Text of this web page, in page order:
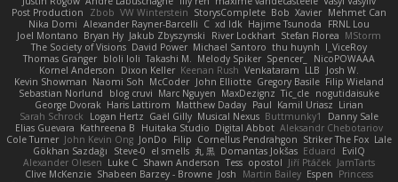
Post Production
Zbob VW Winterstein StorysComplete Bob Xavier Mehmet Can
Nika Domi Alexander Rayner-Barcelli C xd Idk Hajime Tsunoda
FRNL Lou
Joel Montano Bryan Hy Jakub Zbyszynski River Lockhart Stefan Florea MStorm
The Society of Visions David Power Michael Santoro thu huynh I_ViceRoy
Thomas Granger bloli loli Takashi M. Melody Spiker Spencer_
NicoPOWAAA
Kornel Anderson
Dixon Keller Keenan Rush Venkataram LLB
Josh W.
Kevin Showman Naomi Soh McCoder John Elliotte Gregory Basile Filip Wieland
Sebastian Norlund
blog cruvi Marc Nguyen MaxDezignz Tic_cle nogutidaisuke
George Dvorak Haris Lattirom Matthew Daday Paul Kamil Uriasz Lirian
Sarah Schrock
Logan Hertz Gaël Gilly Musical Nexus Buttmunky1
Danny Sale
Elias Guevara Kathreena B Huitaka Studio Digital Abbot Aleksandr Chebotariov
Cole Turner John Kevin Ong JonDo Filip Cornellus Pendrahgon Striker The Fox Lale
Gökhan Sazdağı
Steve-0 el smells 丸 黒 Domantas Jokšas Eduard
EvilQ
Alexander Olesen Luke C Shawn Anderson Tess opostol Jiří Ptáček JamTarts
Clive McKenzie Shabeen Barzey - Browne Josh Martin Bailey Espen Princess